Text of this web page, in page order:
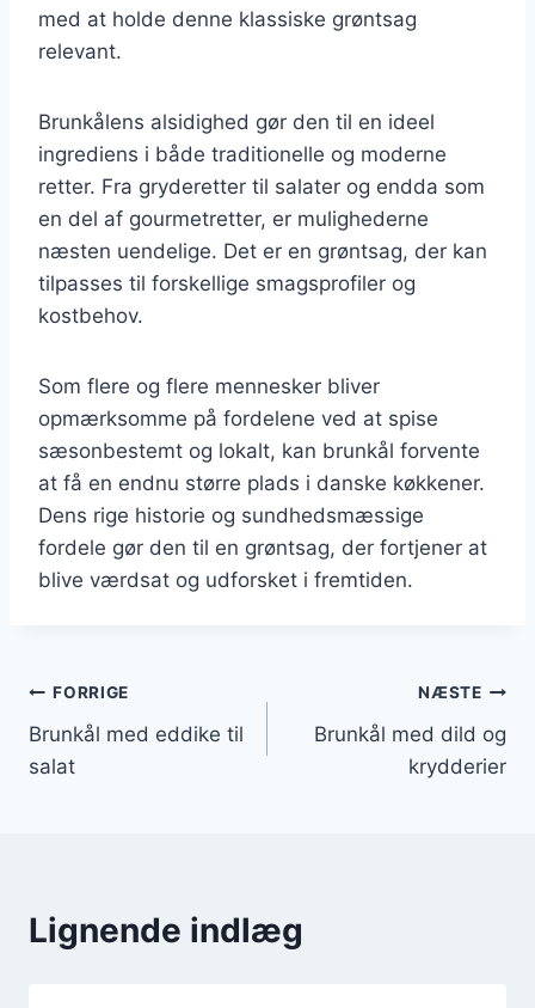
med at holde denne klassiske grøntsag
relevant.
Brunkålens alsidighed gør den til en ideel
ingrediens i både traditionelle og moderne
retter. Fra gryderetter til salater og endda som
en del af gourmetretter, er mulighederne
næsten uendelige. Det er en grøntsag, der kan
tilpasses til forskellige smagsprofiler og
kostbehov.
Som flere og flere mennesker bliver
opmærksomme på fordelene ved at spise
sæsonbestemt og lokalt, kan brunkål forvente
at få en endnu større plads i danske køkkener.
Dens rige historie og sundhedsmæssige
fordele gør den til en grøntsag, der fortjener at
blive værdsat og udforsket i fremtiden.
Indlægsnavigation
FORRIGE
Brunkål med eddike til
salat
NÆSTE
Brunkål med dild og
krydderier
Lignende indlæg